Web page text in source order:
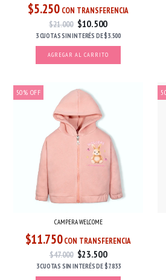
$5.250 CON TRANSFERENCIA
$21.000 $10.500
3 CUOTASSIN INTERÉS DE$3.500
AGREGAR AL CARRITO
50% OFF
CAMPERA WELCOME
$11.750 CON TRANSFERENCIA
$47.000 $23.500
3 CUOTAS SIN INTERÉSDE$7.833